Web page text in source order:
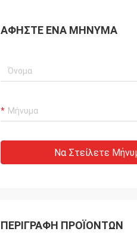
ΑΦΉΣΤΕ ΈΝΑ ΜΉΝΥΜΑ
Να Στείλετε
ΠΕΡΙΓΡΑΦΉ ΠΡΟΪΌΝΤΩΝ